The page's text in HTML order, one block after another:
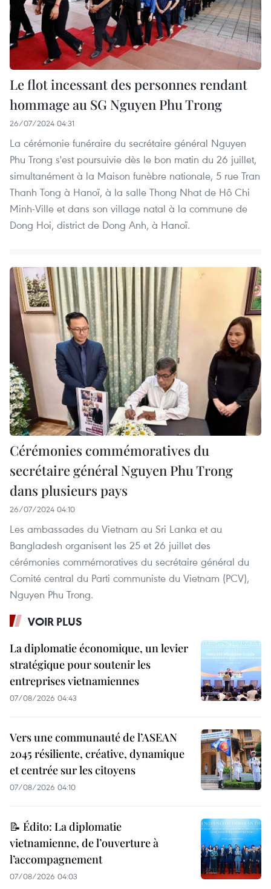
Le flot incessant des personnes rendant
hommage au SG Nguyen Phu Trong
26/07/2024 04:31
La cérémonie funéraire du secrétaire général Nguyen
Phu Trong s'est poursuivie dès le bon matin du 26 juillet,
simultanément à la Maison funèbre nationale, 5 rue Tran
Thanh Tong à Hanoï, à la salle Thong Nhat de Hô Chi
Minh-Ville et dans son village natal à la commune de
Dong Hoi, district de Dong Anh, à Hanoï.
Cérémonies commémoratives du
secrétaire général Nguyen Phu Trong
dans plusieurs pays
26/07/2024 04:10
Les ambassades du Vietnam au Sri Lanka et au
Bangladesh organisent les 25 et 26 juillet des
cérémonies commémoratives du secrétaire général du
Comité central du Parti communiste du Vietnam (PCV),
Nguyen Phu Trong.
VOIR PLUS
La diplomatie économique, un levier
stratégique pour soutenir les
entreprises vietnamiennes
07/08/2026 04:43
Vers une communauté de l’ASEAN
2045 résiliente, créative, dynamique
et centrée sur les citoyens
07/08/2026 04:10
📝 Édito: La diplomatie
vietnamienne, de l’ouverture à
l’accompagnement
07/08/2026 04:03